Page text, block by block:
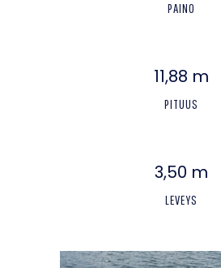
PAINO
11,88 m
PITUUS
3,50 m
LEVEYS